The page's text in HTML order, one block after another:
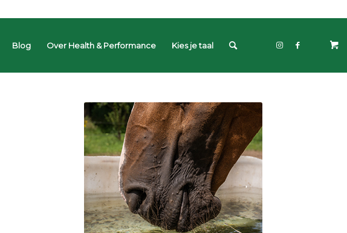
Blog Over Health & Performance Kies je taal